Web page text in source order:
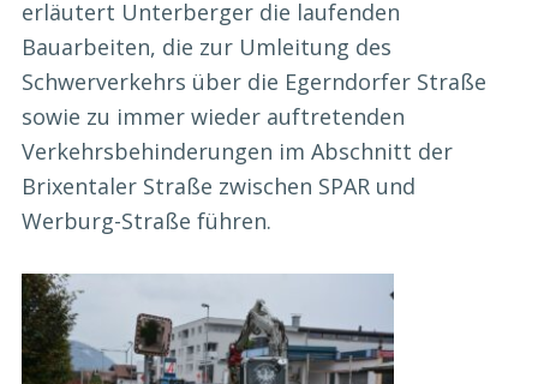
erläutert Unterberger die laufenden
Bauarbeiten, die zur Umleitung des
Schwerverkehrs über die Egerndorfer Straße
sowie zu immer wieder auftretenden
Verkehrsbehinderungen im Abschnitt der
Brixentaler Straße zwischen SPAR und
Werburg-Straße führen.